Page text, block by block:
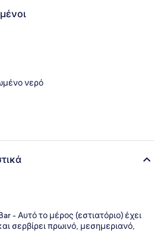
νερό
- Αυτό το μέρος (εστιατόριο) έχει
σερβίρει πρωινό, μεσημεριανό,